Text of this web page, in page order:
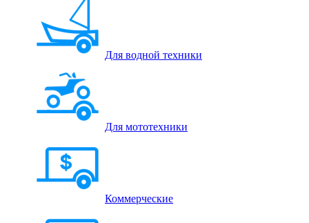
Для водной техники
Для мототехники
Коммерческие